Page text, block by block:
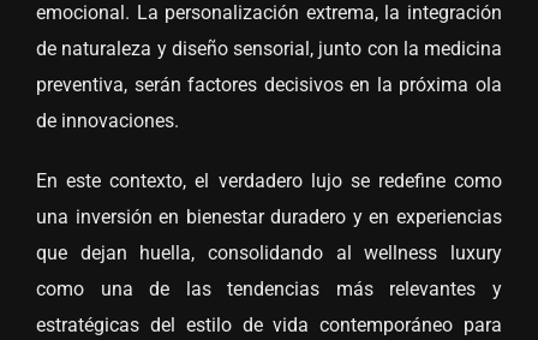
emocional. La personalización extrema, la integración
de naturaleza y diseño sensorial, junto con la medicina
preventiva, serán factores decisivos en la próxima ola
de innovaciones.
En este contexto, el verdadero lujo se redefine como
una inversión en bienestar duradero y en experiencias
que dejan huella, consolidando al wellness luxury
como una de las tendencias más relevantes y
estratégicas del estilo de vida contemporáneo para